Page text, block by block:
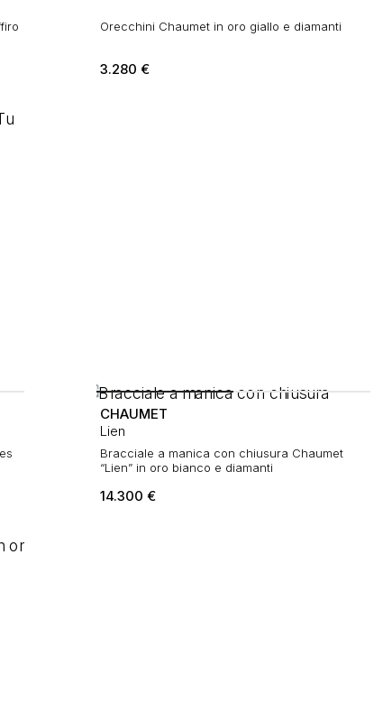
Orecchini Chaumet in oro giallo e diamanti
3.280 €
CHAUMET
Lien
Bracciale a manica con chiusura Chaumet
“Lien” in oro bianco e diamanti
14.300 €